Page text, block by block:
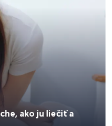
ako ju liečiť a